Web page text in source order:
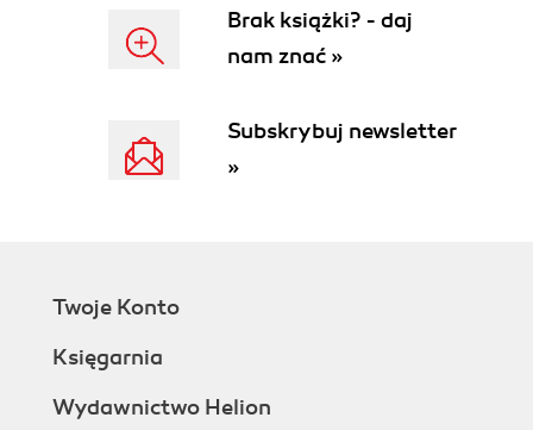
Madrid (1981, 1982) (215)
ZoneZero - artykuły, Pedro Meyer (247)
Ikony tej wojny (2004) (248)
Rzeczywistość może zdumiewać (2005) (269)
Brak książki? - daj
nam znać »
Subskrybuj newsletter
»
Twoje Konto
Księgarnia
Wydawnictwo Helion